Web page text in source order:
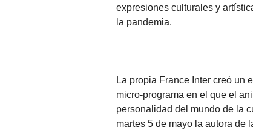
expresiones culturales y
la pandemia.
La propia France Inter creó un
micro-programa en el que el
personalidad del mundo de la
martes 5 de mayo la autora de